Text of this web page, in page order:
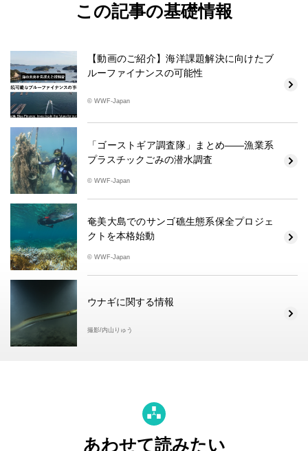
この記事の基礎情報
【動画のご紹介】海洋課題解決に向けたブ
ルーファイナンスの可能性
© WWF-Japan
「ゴーストギア調査隊」まとめ――漁業系
プラスチックごみの潜水調査
© WWF-Japan
奄美大島でのサンゴ礁生態系保全プロジェ
クトを本格始動
© WWF-Japan
ウナギに関する情報
撮影/内山りゅう
あわせて読みたい